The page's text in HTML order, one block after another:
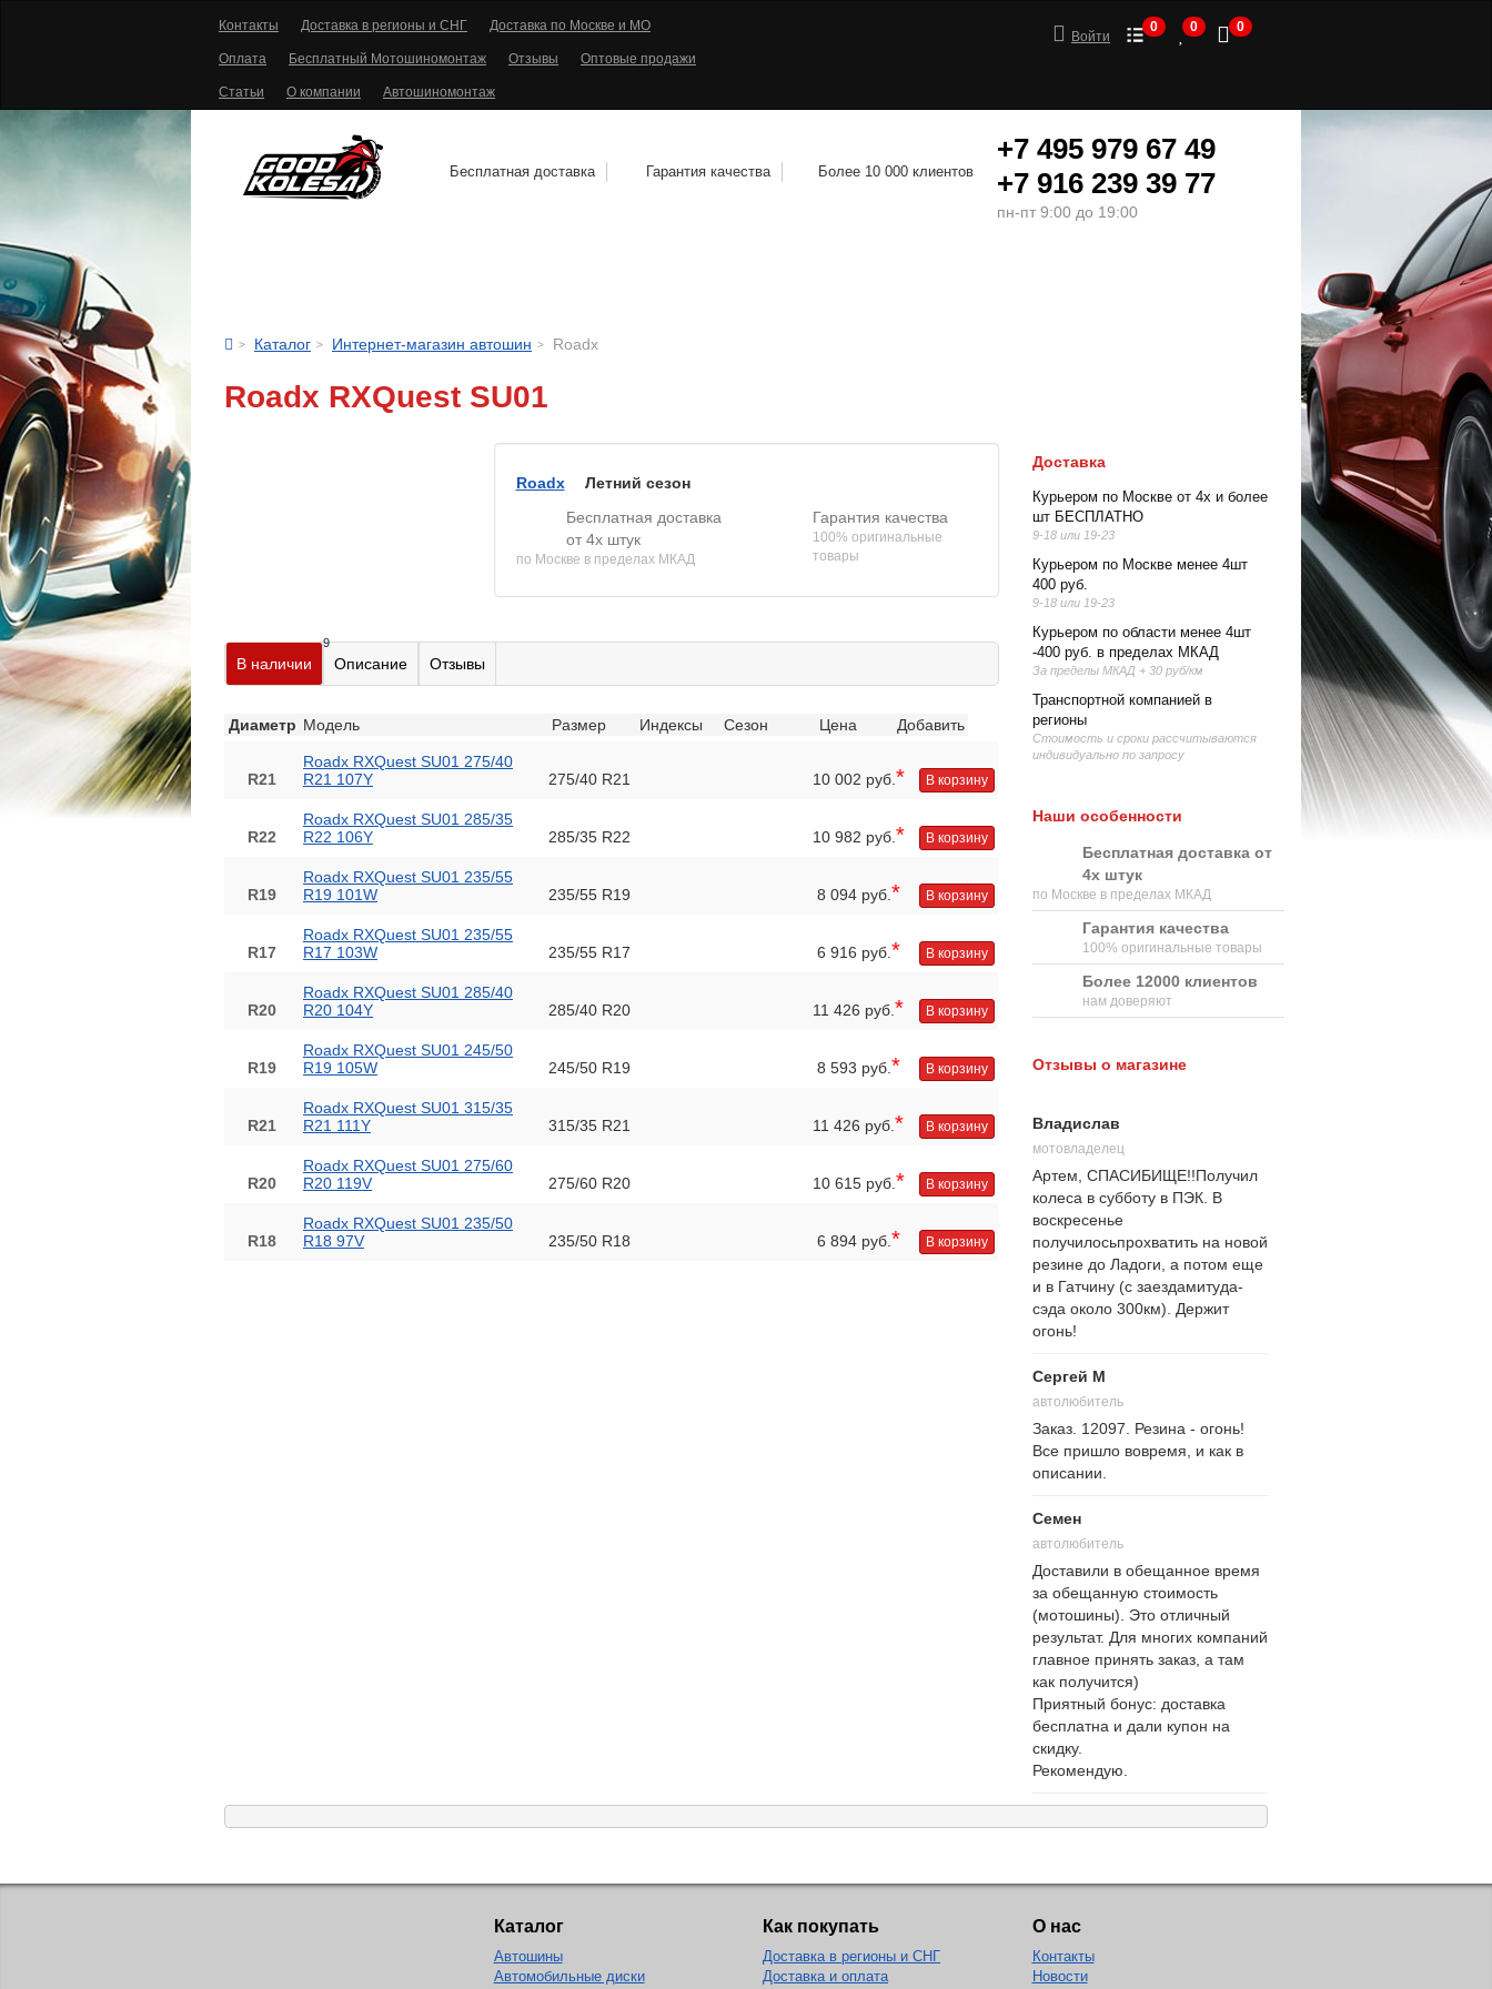
Контакты Доставка в регионы и СНГ Доставка по Москве и МО
Оплата Бесплатный Мотошиномонтаж Отзывы Оптовые продажи
Статьи О компании Автошиномонтаж
Войти
0 0 0
Бесплатная доставка Гарантия качества Более 10 000 клиентов
+7 495 979 67 49
+7 916 239 39 77
пн-пт 9:00 до 19:00
Каталог Интернет-магазин автошин Roadx
Roadx RXQuest SU01
Roadx
Летний сезон
Бесплатная доставка
от 4х штук
по Москве в пределах МКАД
Гарантия качества
100% оригинальные
товары
В наличии
9
Описание Отзывы
Диаметр Модель Размер Индексы Сезон Цена Добавить
R21
Roadx RXQuest SU01 275/40
R21 107Y
275/40 R21 10 002 руб. * В корзину
R22
Roadx RXQuest SU01 285/35
R22 106Y
285/35 R22 10 982 руб. * В корзину
R19
Roadx RXQuest SU01 235/55
R19 101W
235/55 R19 8 094 руб. * В корзину
R17
Roadx RXQuest SU01 235/55
R17 103W
235/55 R17 6 916 руб. * В корзину
R20
Roadx RXQuest SU01 285/40
R20 104Y
285/40 R20 11 426 руб. * В корзину
R19
Roadx RXQuest SU01 245/50
R19 105W
245/50 R19 8 593 руб. * В корзину
R21
Roadx RXQuest SU01 315/35
R21 111Y
315/35 R21 11 426 руб. * В корзину
R20
Roadx RXQuest SU01 275/60
R20 119V
275/60 R20 10 615 руб. * В корзину
R18
Roadx RXQuest SU01 235/50
R18 97V
235/50 R18 6 894 руб. * В корзину
Доставка
Курьером по Москве от 4х и более
шт БЕСПЛАТНО
9-18 или 19-23
Курьером по Москве менее 4шт
400 руб.
9-18 или 19-23
Курьером по области менее 4шт
-400 руб. в пределах МКАД
За пределы МКАД + 30 руб/км
Транспортной компанией в
регионы
Стоимость и сроки рассчитываются
индивидуально по запросу
Наши особенности
Бесплатная доставка от
4х штук
по Москве в пределах МКАД
Гарантия качества
100% оригинальные товары
Более 12000 клиентов
нам доверяют
Отзывы о магазине
Владислав
мотовладелец
Артем, СПАСИБИЩЕ!!Получил
колеса в субботу в ПЭК. В
воскресенье
получилосьпрохватить на новой
резине до Ладоги, а потом еще
и в Гатчину (с заездамитуда-
сэда около 300км). Держит
огонь!
Сергей М
автолюбитель
Заказ. 12097. Резина - огонь!
Все пришло вовремя, и как в
описании.
Семен
автолюбитель
Доставили в обещанное время
за обещанную стоимость
(мотошины). Это отличный
результат. Для многих компаний
главное принять заказ, а там
как получится)
Приятный бонус: доставка
бесплатна и дали купон на
скидку.
Рекомендую.
Каталог
Автошины
Автомобильные диски
Как покупать
Доставка в регионы и СНГ
Доставка и оплата
О нас
Контакты
Новости